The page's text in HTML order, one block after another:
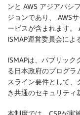
ンと AWS アジアパシ
ジョンであり、 AWS
ービスが含まれます。
ISMAP運営委員会によ
ISMAPは、パブリック
る日本政府のプログラ
スライン要件として、
き共通のセキュリティ
本制度では、CSPが実